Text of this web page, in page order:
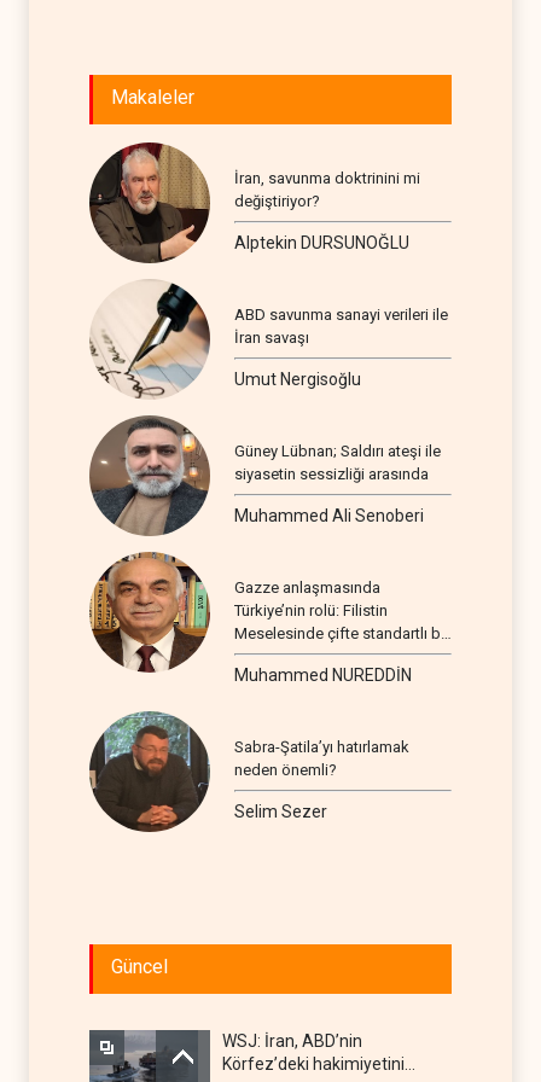
Makaleler
İran, savunma doktrinini mi
değiştiriyor?
Alptekin DURSUNOĞLU
ABD savunma sanayi verileri ile
İran savaşı
Umut Nergisoğlu
Güney Lübnan; Saldırı ateşi ile
siyasetin sessizliği arasında
Muhammed Ali Senoberi
Gazze anlaşmasında
Türkiye’nin rolü: Filistin
Meselesinde çifte standartlı bir
seyir
Muhammed NUREDDİN
Sabra-Şatila’yı hatırlamak
neden önemli?
Selim Sezer
Güncel
WSJ: İran, ABD’nin
Körfez’deki hakimiyetini